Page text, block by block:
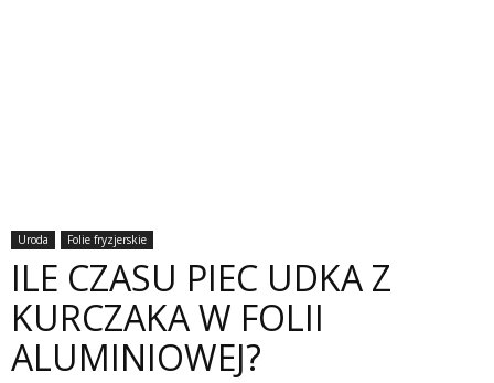
Uroda Folie fryzjerskie
ILE CZASU PIEC UDKA Z
KURCZAKA W FOLII
ALUMINIOWEJ?